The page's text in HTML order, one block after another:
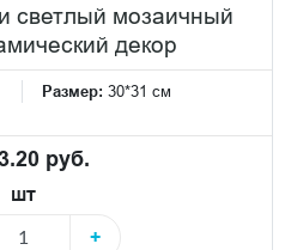
светлый мозаичный
декор
Размер: 30*31 см
руб.
шт
+